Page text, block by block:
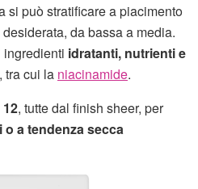
si può stratificare a piacimento
da bassa a media.
ingredienti idratanti, nutrienti e
tra cui la niacinamide.
12, tutte dal finish sheer, per
o a tendenza secca